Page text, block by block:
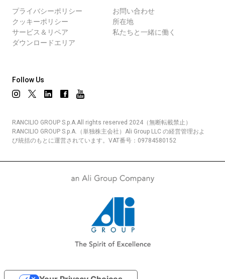
プライバシーポリシー
クッキーポリシー
サービス＆リペア
ダウンロードエリア
お問い合わせ
所在地
私たちと一緒に働く
Follow Us
RANCILIO GROUP S.p.A.All rights reserved 2024（無断転載禁止）
RANCILIO GROUP S.p.A.（単独株主会社）Ali Group LLC の経営管理およ
び統括のもとに運営されています。VAT番号：09784580152